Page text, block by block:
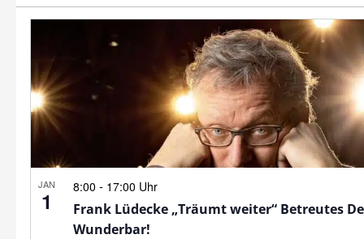
JAN
1
8:00 - 17:00 Uhr
Frank Lüdecke „Träumt weiter“ Betreutes
Wunderbar!